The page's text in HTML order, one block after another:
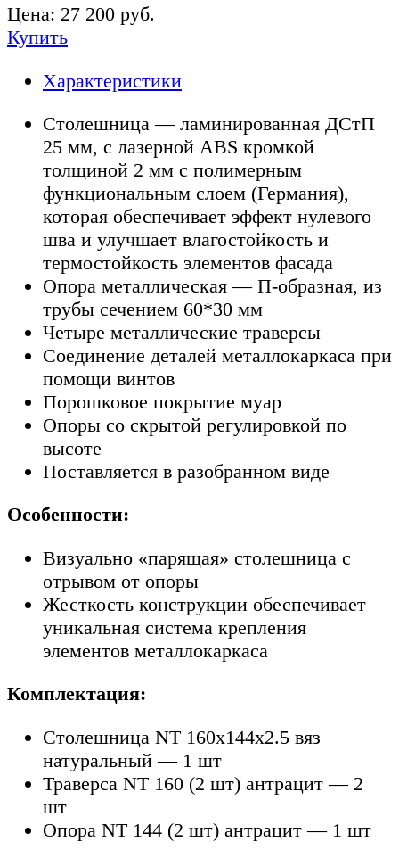
Цена: 27 200 руб.
Купить
Характеристики
Столешница — ламинированная ДСтП
25 мм, с лазерной ABS кромкой
толщиной 2 мм с полимерным
функциональным слоем (Германия),
которая обеспечивает эффект нулевого
шва и улучшает влагостойкость и
термостойкость элементов фасада
Опора металлическая — П-образная, из
трубы сечением 60*30 мм
Четыре металлические траверсы
Соединение деталей металлокаркаса при
помощи винтов
Порошковое покрытие муар
Опоры со скрытой регулировкой по
высоте
Поставляется в разобранном виде
Особенности:
Визуально «парящая» столешница с
отрывом от опоры
Жесткость конструкции обеспечивает
уникальная система крепления
элементов металлокаркаса
Комплектация:
Столешница NT 160х144х2.5 вяз
натуральный — 1 шт
Траверса NT 160 (2 шт) антрацит — 2
шт
Опора NT 144 (2 шт) антрацит — 1 шт